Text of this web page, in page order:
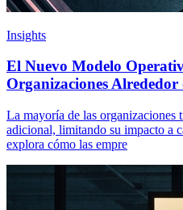
Insights
El Nuevo Modelo
Organizaciones
La mayoría de las organizaciones
adicional, limitando su impacto a
explora cómo las empre